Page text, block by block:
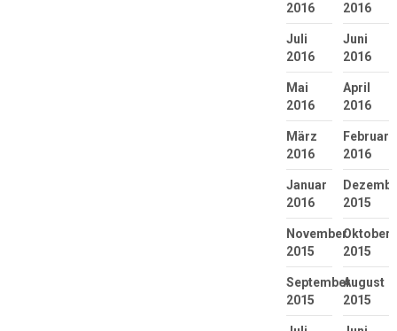
2016
2016
Juli
2016
Juni
2016
Mai
2016
April
2016
März
2016
Februar
2016
Januar
2016
2015
November
2015
Oktober
2015
September
2015
August
2015